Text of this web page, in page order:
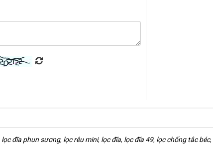
lọc đĩa phun sương, lọc rêu mini, lọc đĩa, lọc đĩa 49, lọc chống tắc béc,